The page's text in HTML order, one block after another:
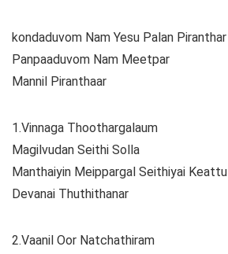
kondaduvom Nam Yesu Palan Piranthar
Panpaaduvom Nam Meetpar
Mannil Piranthaar
1.Vinnaga Thoothargalaum
Magilvudan Seithi Solla
Manthaiyin Meippargal Seithiyai Keattu
Devanai Thuthithanar
2.Vaanil Oor Natchathiram